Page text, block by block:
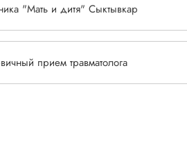
"Мать и дитя" Сыктывкар
прием травматолога